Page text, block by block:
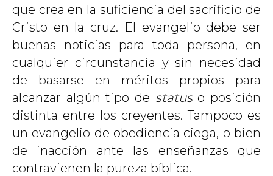
que crea en la suficiencia del sacrificio de
Cristo en la cruz. El evangelio debe ser
buenas noticias para toda persona, en
cualquier circunstancia y sin necesidad
de basarse en méritos propios para
alcanzar algún tipo de statuso posición
distinta entre los creyentes. Tampoco es
un evangelio de obediencia ciega, o bien
de inacción ante las enseñanzas que
contravienen la pureza bíblica.